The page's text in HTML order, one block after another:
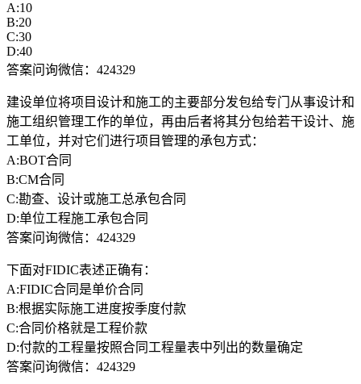
A:10
B:20
C:30
D:40
答案问询微信：424329
建设单位将项目设计和施工的主要部分发包给专门从事设计和
施工组织管理工作的单位，再由后者将其分包给若干设计、施
工单位，并对它们进行项目管理的承包方式：
A:BOT合同
B:CM合同
C:勘查、设计或施工总承包合同
D:单位工程施工承包合同
答案问询微信：424329
下面对FIDIC表述正确有：
A:FIDIC合同是单价合同
B:根据实际施工进度按季度付款
C:合同价格就是工程价款
D:付款的工程量按照合同工程量表中列出的数量确定
答案问询微信：424329